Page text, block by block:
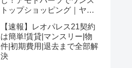
トップショッピング｜ヤマ
【速報】レオパレス21契約
は簡単!賃貸|マンスリー|物
件|初期費用|退去まで全部解
決